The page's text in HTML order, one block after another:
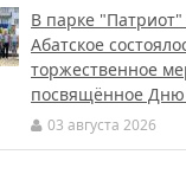
В парке "Патриот"
Абатское
торжественное
посвящённое
03 августа 2026